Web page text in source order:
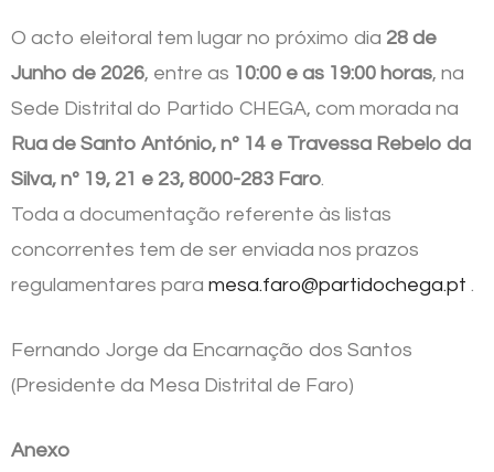
O acto eleitoral tem lugar no próximo dia 28 de
Junho de 2026, entre as 10:00 e as 19:00 horas, na
Sede Distrital do Partido CHEGA, com morada na
Rua de Santo António, nº 14 e Travessa Rebelo da
Silva, nº 19, 21 e 23, 8000-283 Faro.
Toda a documentação referente às listas
concorrentes tem de ser enviada nos prazos
regulamentares para mesa.faro@partidochega.pt .
Fernando Jorge da Encarnação dos Santos
(Presidente da Mesa Distrital de Faro)
Anexo